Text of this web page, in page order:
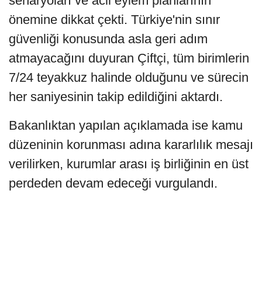
önemine dikkat çekti. Türkiye'nin sınır
güvenliği konusunda asla geri adım
atmayacağını duyuran Çiftçi, tüm birimlerin
7/24 teyakkuz halinde olduğunu ve sürecin
her saniyesinin takip edildiğini aktardı.
Bakanlıktan yapılan açıklamada ise kamu
düzeninin korunması adına kararlılık mesajı
verilirken, kurumlar arası iş birliğinin en üst
perdeden devam edeceği vurgulandı.